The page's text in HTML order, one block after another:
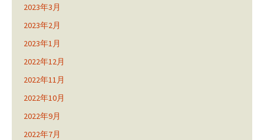
2023年3月
2023年2月
2023年1月
2022年12月
2022年11月
2022年10月
2022年9月
2022年7月